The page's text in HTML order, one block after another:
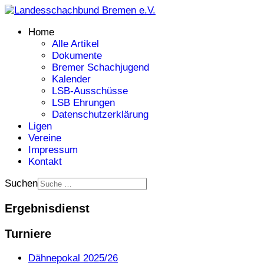
Home
Alle Artikel
Dokumente
Bremer Schachjugend
Kalender
LSB-Ausschüsse
LSB Ehrungen
Datenschutzerklärung
Ligen
Vereine
Impressum
Kontakt
Suchen
Ergebnisdienst
Turniere
Dähnepokal 2025/26